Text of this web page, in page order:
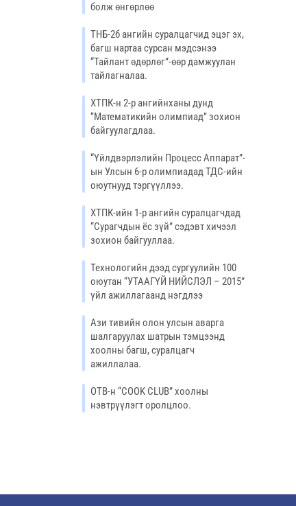
болж өнгөрлөө
ТНБ-2б ангийн суралцагчид эцэг эх,
багш нартаа сурсан мэдсэнээ
“Тайлант өдөрлөг”-өөр дамжуулан
тайлагналаа.
ХТПК-н 2-р ангийнханы дунд
‘’Математикийн олимпиад’’ зохион
байгуулагдлаа.
“Үйлдвэрлэлийн Процесс Аппарат”-
ын Улсын 6-р олимпиадад ТДС-ийн
оюутнууд тэргүүллээ.
ХТПК-ийн 1-р ангийн суралцагчдад
“Сурагчдын ёс зүй” сэдэвт хичээл
зохион байгууллаа.
Технологийн дээд сургуулийн 100
оюутан “УТААГҮЙ НИЙСЛЭЛ – 2015”
үйл ажиллагаанд нэгдлээ
Ази тивийн олон улсын аварга
шалгаруулах шатрын тэмцээнд
хоолны багш, суралцагч
ажиллалаа.
ОТВ-н “COOK CLUB” хоолны
нэвтрүүлэгт оролцлоо.